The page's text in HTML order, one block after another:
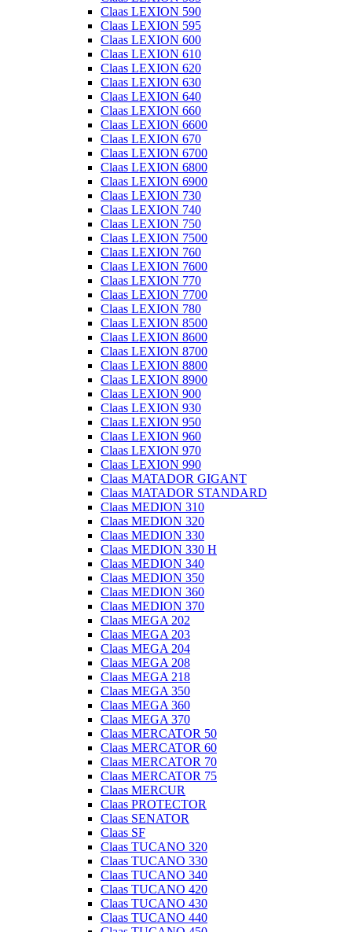
Claas LEXION 590
Claas LEXION 595
Claas LEXION 600
Claas LEXION 610
Claas LEXION 620
Claas LEXION 630
Claas LEXION 640
Claas LEXION 660
Claas LEXION 6600
Claas LEXION 670
Claas LEXION 6700
Claas LEXION 6800
Claas LEXION 6900
Claas LEXION 730
Claas LEXION 740
Claas LEXION 750
Claas LEXION 7500
Claas LEXION 760
Claas LEXION 7600
Claas LEXION 770
Claas LEXION 7700
Claas LEXION 780
Claas LEXION 8500
Claas LEXION 8600
Claas LEXION 8700
Claas LEXION 8800
Claas LEXION 8900
Claas LEXION 900
Claas LEXION 930
Claas LEXION 950
Claas LEXION 960
Claas LEXION 970
Claas LEXION 990
Claas MATADOR GIGANT
Claas MATADOR STANDARD
Claas MEDION 310
Claas MEDION 320
Claas MEDION 330
Claas MEDION 330 H
Claas MEDION 340
Claas MEDION 350
Claas MEDION 360
Claas MEDION 370
Claas MEGA 202
Claas MEGA 203
Claas MEGA 204
Claas MEGA 208
Claas MEGA 218
Claas MEGA 350
Claas MEGA 360
Claas MEGA 370
Claas MERCATOR 50
Claas MERCATOR 60
Claas MERCATOR 70
Claas MERCATOR 75
Claas MERCUR
Claas PROTECTOR
Claas SENATOR
Claas SF
Claas TUCANO 320
Claas TUCANO 330
Claas TUCANO 340
Claas TUCANO 420
Claas TUCANO 430
Claas TUCANO 440